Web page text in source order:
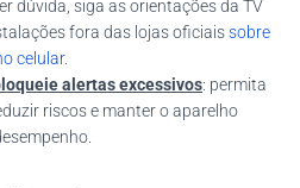
dúvida, siga as orientações da TV
fora das lojas oficiaissobre
celular.
alertas excessivos: permita
riscos e manter o aparelho